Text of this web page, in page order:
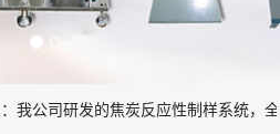
我公司研发的焦炭反应性制样系统，全